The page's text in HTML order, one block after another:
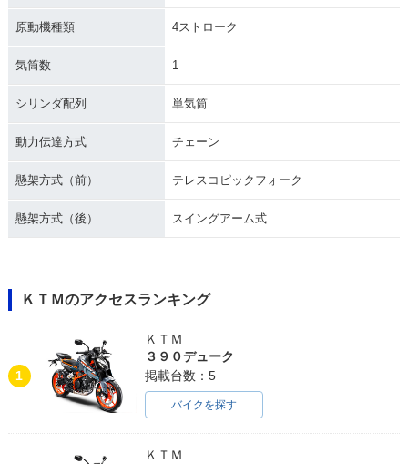
原動機種類 4ストローク
気筒数 1
シリンダ配列 単気筒
動力伝達方式 チェーン
懸架方式（前） テレスコピックフォーク
懸架方式（後） スイングアーム式
ＫＴＭのアクセスランキング
1
ＫＴＭ
３９０デューク
掲載台数：5
バイクを探す
ＫＴＭ